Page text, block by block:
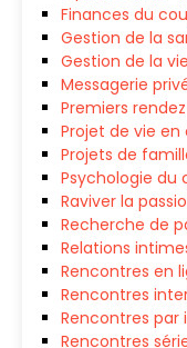
Finances du
Gestion de la
Gestion de la
Messagerie
Premiers
Projet de vie en
Projets de
Psychologie du
Raviver la
Recherche de
Relations
Rencontres en
Rencontres
Rencontres par
Rencontres